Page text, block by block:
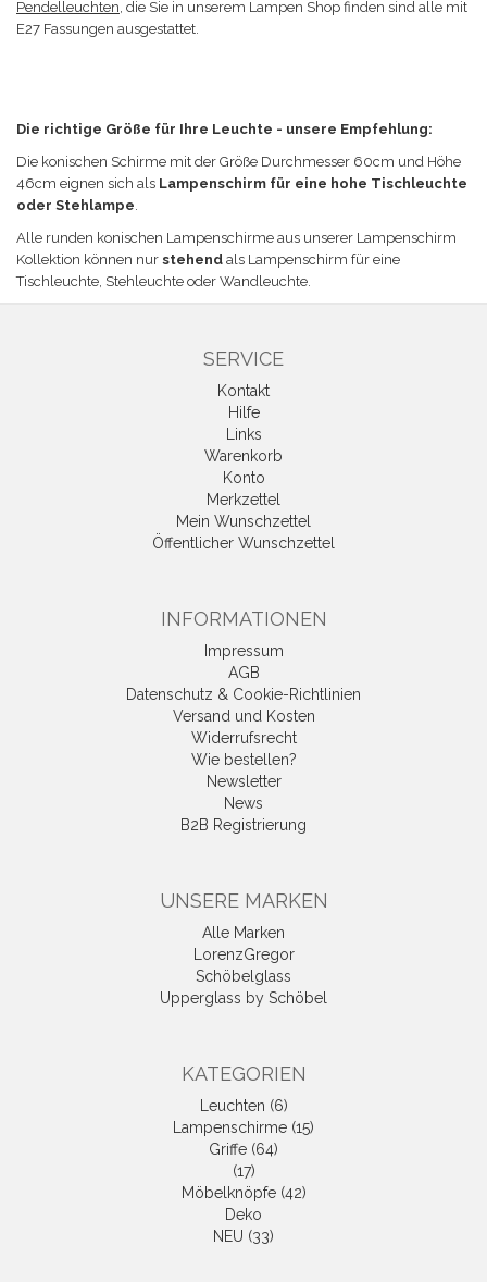
Pendelleuchten, die Sie in unserem Lampen Shop finden sind alle mit
E27 Fassungen ausgestattet.
Die richtige Größe für Ihre Leuchte - unsere Empfehlung:
Die konischen Schirme mit der Größe Durchmesser 60cm und Höhe
46cm eignen sich als Lampenschirm für eine hohe Tischleuchte
oder Stehlampe.
Alle runden konischen Lampenschirme aus unserer Lampenschirm
Kollektion können nur stehend als Lampenschirm für eine
Tischleuchte, Stehleuchte oder Wandleuchte.
SERVICE
Kontakt
Hilfe
Links
Warenkorb
Konto
Merkzettel
Mein Wunschzettel
Öffentlicher Wunschzettel
INFORMATIONEN
Impressum
AGB
Datenschutz & Cookie-Richtlinien
Versand und Kosten
Widerrufsrecht
Wie bestellen?
Newsletter
News
B2B Registrierung
UNSERE MARKEN
Alle Marken
LorenzGregor
Schöbelglass
Upperglass by Schöbel
KATEGORIEN
Leuchten (6)
Lampenschirme (15)
Griffe (64)
(17)
Möbelknöpfe (42)
Deko
NEU (33)